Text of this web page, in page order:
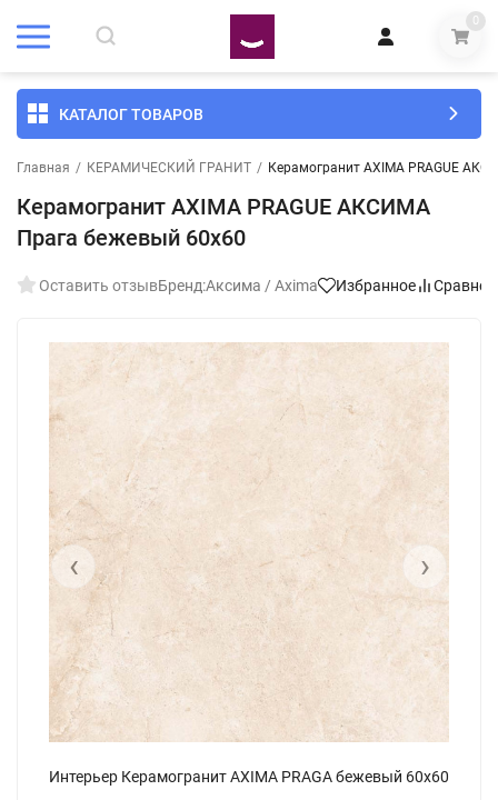
0
КАТАЛОГ ТОВАРОВ
Главная / КЕРАМИЧЕСКИЙ ГРАНИТ / Керамогранит AXIMA PRAGUE
Керамогранит AXIMA PRAGUE АКСИМА
Прага бежевый 60x60
Оставить отзывБренд:Аксима / Axima Избранное
Интерьер Керамогранит AXIMA PRAGA бежевый 60x60
‹ ›